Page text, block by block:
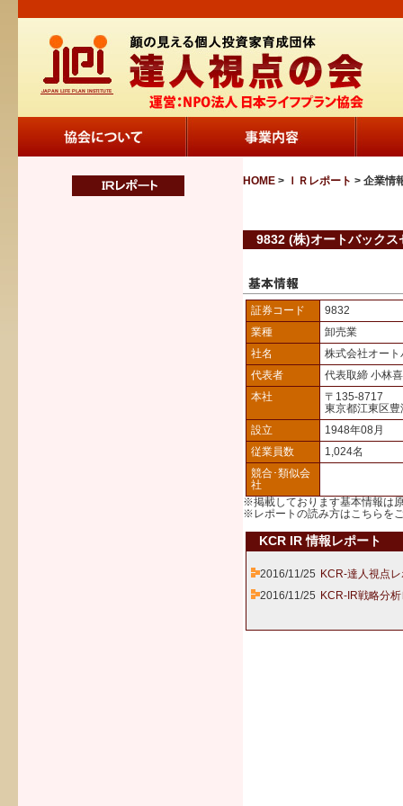
HOME > ＩＲレポート > 企業情
9832 (株)オートバックス
証券コード
9832
業種
卸売業
社名
株式会社オー
代表者
代表取締 小林
本社
〒135-8717
東京都江東区
設立
1948年08月
従業員数
1,024名
競合･類似会
社
※掲載しております基本情報は
※レポートの読み方はこちら を
KCR IR 情報レポート
2016/11/25 KCR-達人視点
2016/11/25 KCR-IR戦略分